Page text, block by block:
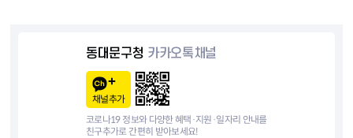
동대문구청 카카오톡채널
채널추가
코로나19 정보와 다양한 혜택·지원·일자리 안내를
친구추가로 간편히 받아보세요!